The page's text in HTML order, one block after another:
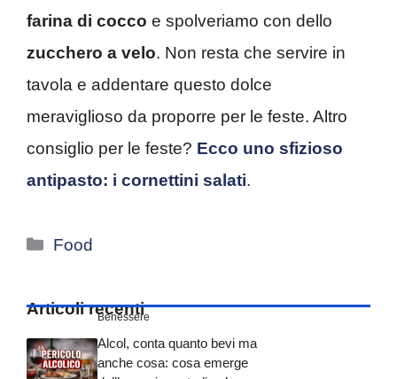
farina di cocco e spolveriamo con dello
zucchero a velo. Non resta che servire in
tavola e addentare questo dolce
meraviglioso da proporre per le feste. Altro
consiglio per le feste? Ecco uno sfizioso
antipasto: i cornettini salati.
Categorie
Food
Articoli recenti
Benessere
Alcol, conta quanto bevi ma
anche cosa: cosa emerge